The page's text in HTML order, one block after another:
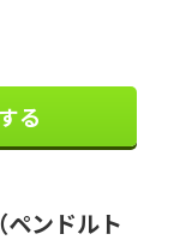
る
ンドルト